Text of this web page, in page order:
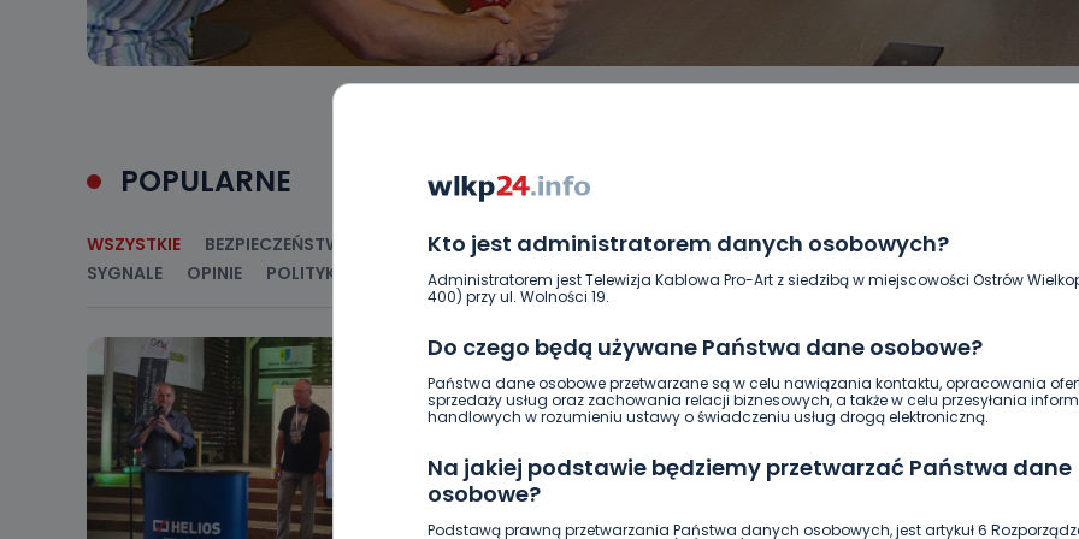
Kto jest administratorem danych osobowych?
Administratorem jest Telewizja Kablowa Pro-Art z siedzibą w miejscowości Ostrów
400) przy ul. Wolności 19.
Do czego będą używane Państwa dane osobowe?
Państwa dane osobowe przetwarzane są w celu nawiązania kontaktu, opracowania
sprzedaży usług oraz zachowania relacji biznesowych, a także w celu przesyłania
handlowych w rozumieniu ustawy o świadczeniu usług drogą elektroniczną.
Na jakiej podstawie będziemy przetwarzać Państwa dane
osobowe?
Podstawą prawną przetwarzania Państwa danych osobowych, jest artykuł 6
POPULARNE
WSZYSTKIE BEZPIECZEŃSTWO CIEKAWOSTKI EDUKACJA GOSPODARKA I FINANSE HISTORIA
SYGNALE
OPINIE POLITYKA RELIGIA SAMORZĄD ŚRODOWISKO WASZE INFO WSZYSTKICH ŚWIĘTYCH